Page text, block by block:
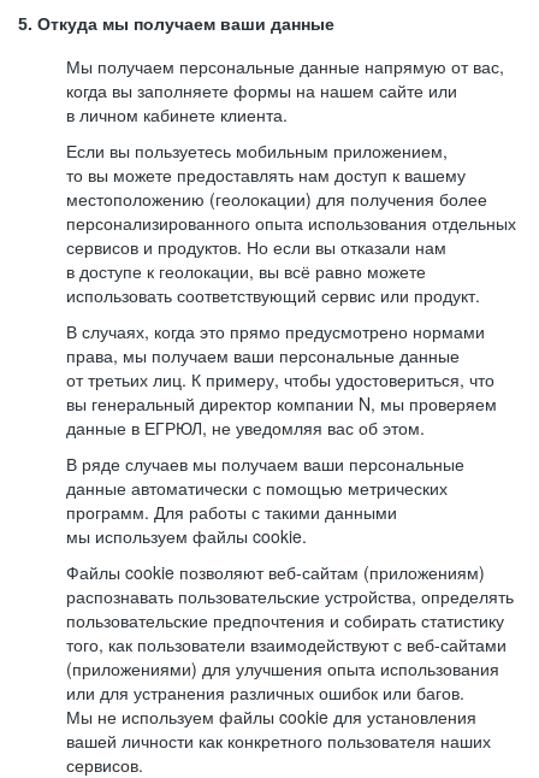
5. Откуда мы получаем ваши данные
Мы получаем персональные данные напрямую от вас,
когда вы заполняете формы на нашем сайте или
в личном кабинете клиента.
Если вы пользуетесь мобильным приложением,
то вы можете предоставлять нам доступ к вашему
местоположению (геолокации) для получения более
персонализированного опыта использования отдельных
сервисов и продуктов. Но если вы отказали нам
в доступе к геолокации, вы всё равно можете
использовать соответствующий сервис или продукт.
В случаях, когда это прямо предусмотрено нормами
права, мы получаем ваши персональные данные
от третьих лиц. К примеру, чтобы удостовериться, что
вы генеральный директор компании N, мы проверяем
данные в ЕГРЮЛ, не уведомляя вас об этом.
В ряде случаев мы получаем ваши персональные
данные автоматически с помощью метрических
программ. Для работы с такими данными
мы используем файлы cookie.
Файлы cookie позволяют веб-сайтам (приложениям)
распознавать пользовательские устройства, определять
пользовательские предпочтения и собирать статистику
того, как пользователи взаимодействуют с веб-сайтами
(приложениями) для улучшения опыта использования
или для устранения различных ошибок или багов.
Мы не используем файлы cookie для установления
вашей личности как конкретного пользователя наших
сервисов.